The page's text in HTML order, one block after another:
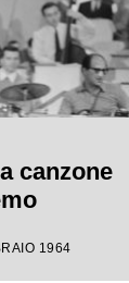
canzone
1964